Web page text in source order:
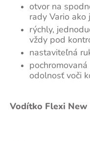
Vodítko Flexi New
otvor na
rady Vario
rýchly,
vždy pod
nastaviteľná
odolnosť voči